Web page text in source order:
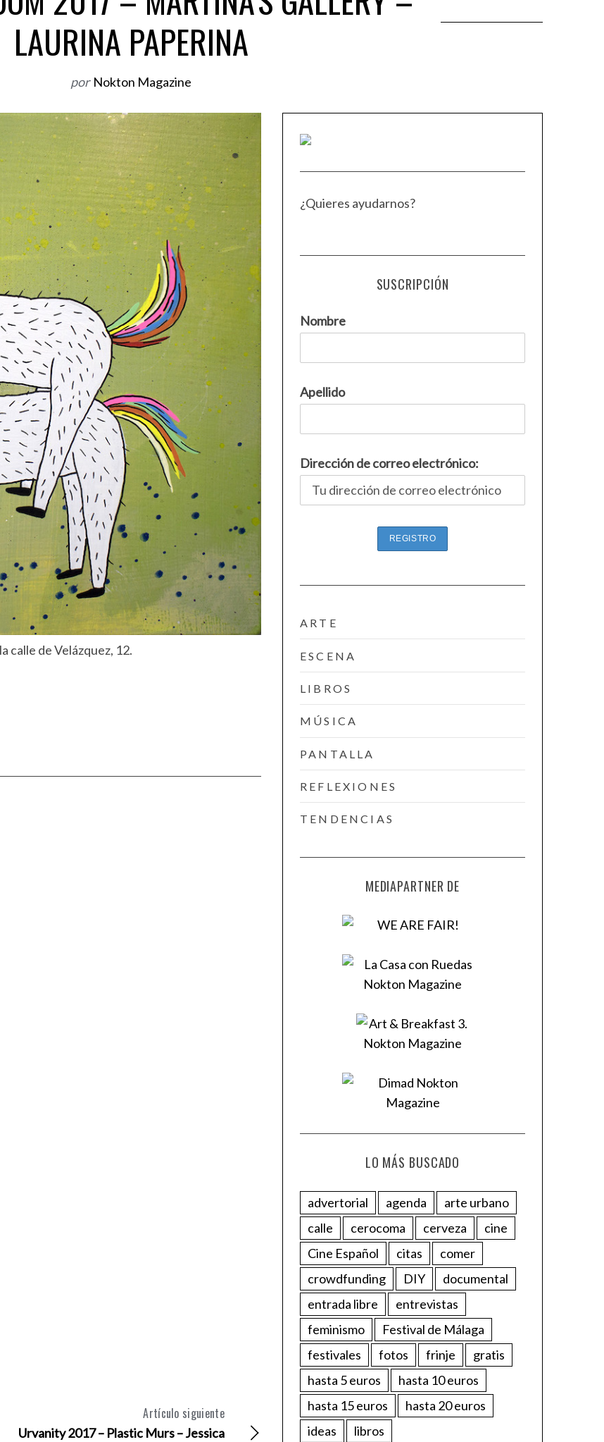
LAURINA PAPERINA
por Nokton Magazine
calle de Velázquez, 12.
Artículo siguiente
Urvanity 2017 – Plastic Murs – Jessica
¿Quieres ayudarnos?
SUSCRIPCIÓN
Nombre
Apellido
Dirección de correo electrónico:
ARTE
ESCENA
LIBROS
MÚSICA
PANTALLA
REFLEXIONES
TENDENCIAS
MEDIAPARTNER DE
LO MÁS BUSCADO
advertorial agenda
arte urbano
calle
cerocoma cerveza
cine
Cine Español
citas
comer
crowdfunding
DIY
documental
entrada libre
entrevistas
feminismo
Festival de Málaga
festivales
fotos frinje
gratis
hasta 5 euros
hasta 10 euros
hasta 15 euros
hasta 20 euros
ideas
libros